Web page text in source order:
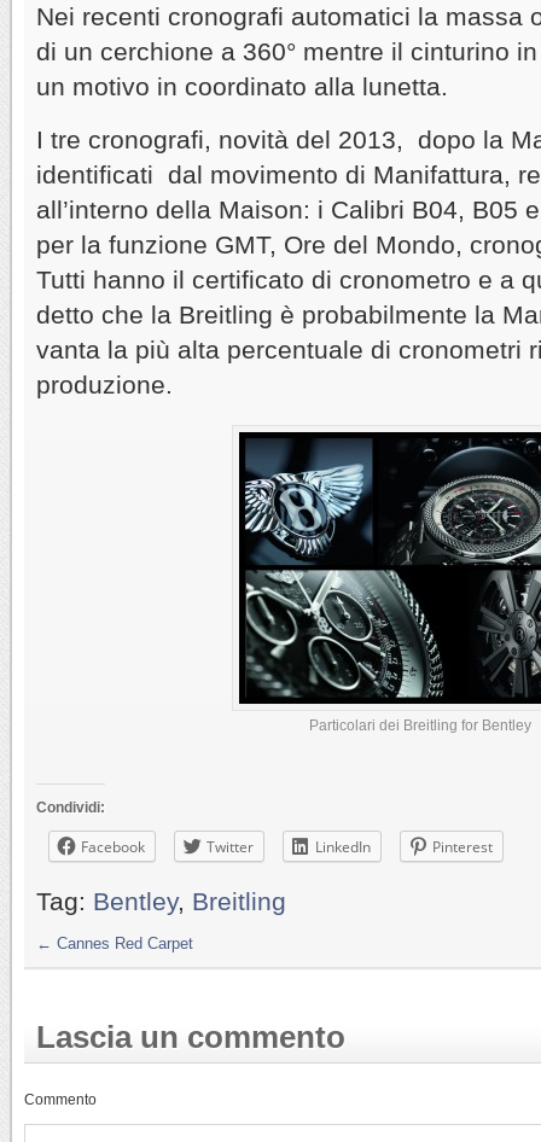
Nei recenti cronografi automatici la massa
di un cerchione a 360° mentre il cinturino
un motivo in coordinato alla lunetta.
I tre cronografi, novità del 2013, dopo la
identificati dal movimento di Manifattura,
all’interno della Maison: i Calibri B04, B05
per la funzione GMT, Ore del Mondo,
Tutti hanno il certificato di cronometro e a
detto che la Breitling è probabilmente la
vanta la più alta percentuale di cronometri
produzione.
Particolari dei Breitling for Bentley
Condividi:
Facebook Twitter LinkedIn Pinterest
Tag: Bentley, Breitling
← Cannes Red Carpet
Lascia un commento
Commento